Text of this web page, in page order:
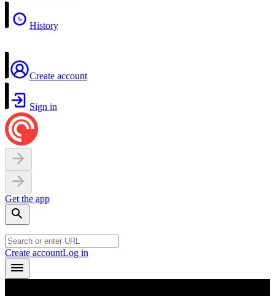
History
Create account
Sign in
Get the app
Create accountLog in